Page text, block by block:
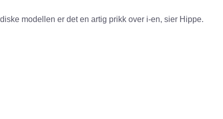
modellen er det en artig prikk over i-en, sier Hippe.